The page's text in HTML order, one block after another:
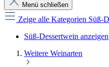
Menü schließen
Zeige alle Kategorien Süß-
Süß-Dessertwein anzeigen
Weitere Weinarten